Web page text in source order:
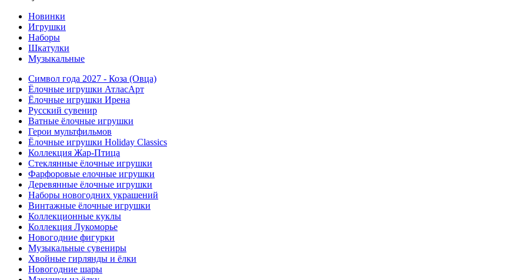
Новинки
Игрушки
Наборы
Шкатулки
Музыкальные
Символ года 2027 - Коза (Овца)
Ёлочные игрушки АтласАрт
Ёлочные игрушки Ирена
Русский сувенир
Ватные ёлочные игрушки
Герои мультфильмов
Ёлочные игрушки Holiday Classics
Коллекция Жар-Птица
Стеклянные ёлочные игрушки
Фарфоровые елочные игрушки
Деревянные ёлочные игрушки
Наборы новогодних украшений
Винтажные ёлочные игрушки
Коллекционные куклы
Коллекция Лукоморье
Новогодние фигурки
Музыкальные сувениры
Хвойные гирлянды и ёлки
Новогодние шары